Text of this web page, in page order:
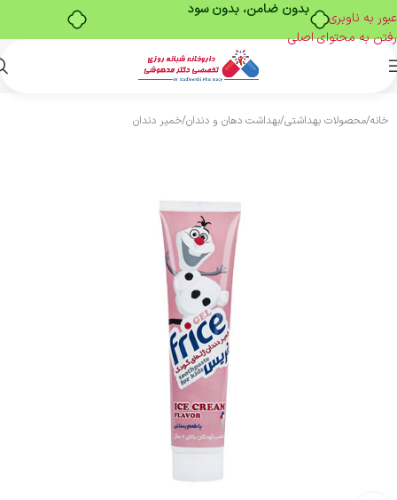
بدون ضامن، بدون سود
عبور به ناوبری
رفتن به محتوای اصلی
خانه/محصولات بهداشتی/بهداشت دهان و دندان/خمیر دندان